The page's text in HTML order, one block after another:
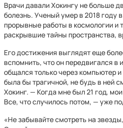
Врачи давали Хокингу не больше
болезнь. Ученый умер в 2018 году
прорывные работы в космологии и
раскрывшие тайны пространства,
Его достижения выглядят еще
вспомнить, что он передвигался в
общался только через компьютер
была бы трагичной, не будь в ней
Хокинг. — Когда мне был 21 год,
Все, что случилось потом, — уже
«Не забывайте смотреть на